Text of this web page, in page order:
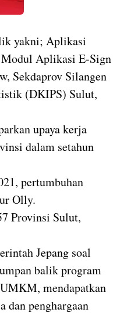
yakni; Aplikasi
Modul Aplikasi E-Sign
Sekdaprov Silangen
(DKIPS) Sulut,
upaya kerja
dalam setahun
pertumbuhan
Olly.
Provinsi Sulut,
Jepang soal
balik program
mendapatkan
dan penghargaan